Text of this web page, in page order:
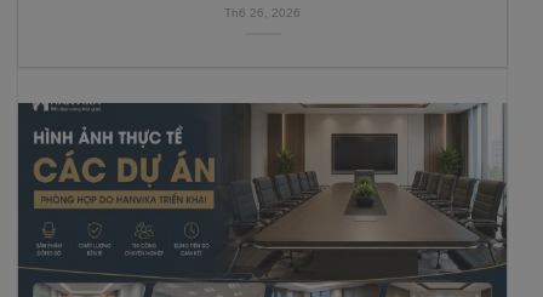
Th6 26, 2026